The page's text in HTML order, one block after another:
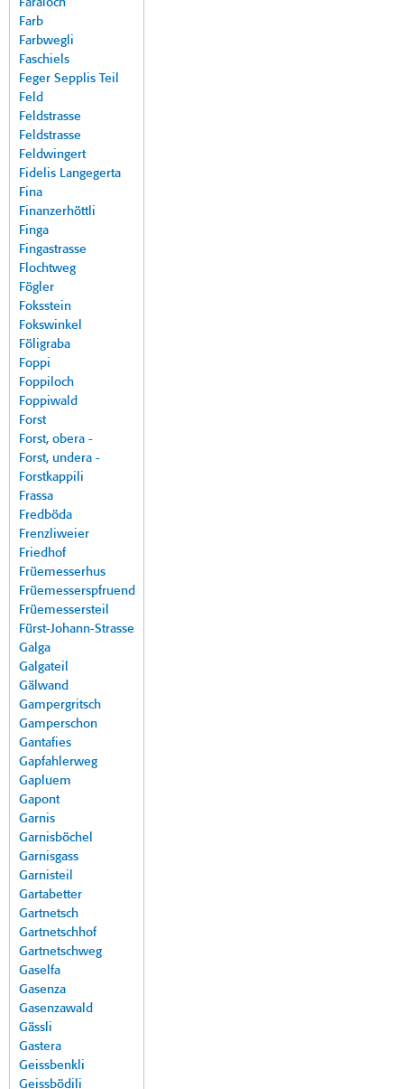
Faraloch
Farb
Farbwegli
Faschiels
Feger Sepplis Teil
Feld
Feldstrasse
Feldstrasse
Feldwingert
Fidelis Langegerta
Fina
Finanzerhöttli
Finga
Fingastrasse
Flochtweg
Fögler
Foksstein
Fokswinkel
Föligraba
Foppi
Foppiloch
Foppiwald
Forst
Forst, obera -
Forst, undera -
Forstkappili
Frassa
Fredböda
Frenzliweier
Friedhof
Früemesserhus
Früemesserspfruend
Früemessersteil
Fürst-Johann-Strasse
Galga
Galgateil
Gälwand
Gampergritsch
Gamperschon
Gantafies
Gapfahlerweg
Gapluem
Gapont
Garnis
Garnisböchel
Garnisgass
Garnisteil
Gartabetter
Gartnetsch
Gartnetschhof
Gartnetschweg
Gaselfa
Gasenza
Gasenzawald
Gässli
Gastera
Geissbenkli
Geissbödili